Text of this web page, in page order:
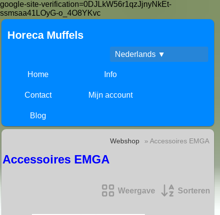
google-site-verification=0DJLkW56r1qzJjnyNkEt-
ssmsaa41LOyG-o_4O8YKvc
Horeca Muffels
Nederlands ▼
Home Info
Contact Mijn account
Blog
Webshop » Accessoires EMGA
Accessoires EMGA
Weergave Sorteren